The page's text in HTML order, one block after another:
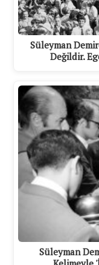
Süleyman
Değildir.
Süleyman